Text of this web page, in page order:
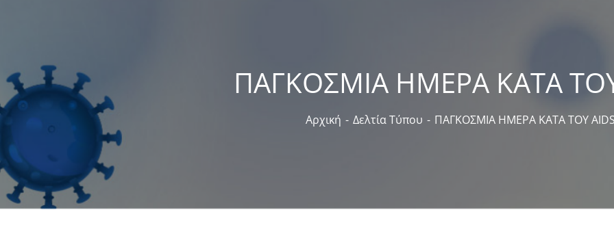
ΠΑΓΚΟΣΜΙΑ ΗΜΕΡΑ ΚΑΤΑ
Αρχική Δελτία Τύπου ΠΑΓΚΟΣΜΙΑ ΗΜΕΡΑ ΚΑΤΑ ΤΟΥ AIDS